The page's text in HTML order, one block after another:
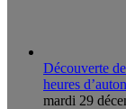
Découverte
heures
mardi 29